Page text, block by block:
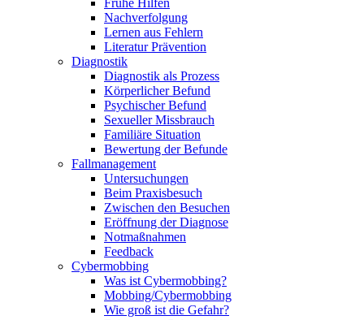
Frühe Hilfen
Nachverfolgung
Lernen aus Fehlern
Literatur Prävention
Diagnostik
Diagnostik als Prozess
Körperlicher Befund
Psychischer Befund
Sexueller Missbrauch
Familiäre Situation
Bewertung der Befunde
Fallmanagement
Untersuchungen
Beim Praxisbesuch
Zwischen den Besuchen
Eröffnung der Diagnose
Notmaßnahmen
Feedback
Cybermobbing
Was ist Cybermobbing?
Mobbing/Cybermobbing
Wie groß ist die Gefahr?